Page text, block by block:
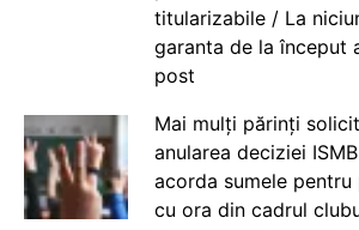
titularizabile / La
garanta de la început
post
Mai mulți părinți
anularea deciziei
acorda sumele
cu ora din cadrul